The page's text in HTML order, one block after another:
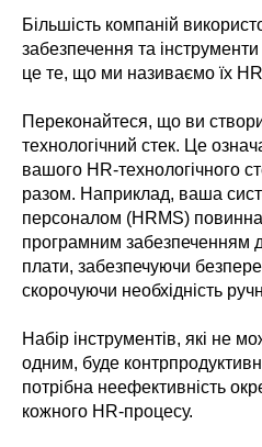
Більшість компаній
забезпечення та інструменти
це те, що ми називаємо їх
Переконайтеся, що ви
технологічний стек. Це
вашого HR-технологічного
разом. Наприклад, ваша
персоналом (HRMS) повинна
програмним забезпеченням
плати, забезпечуючи
скорочуючи необхідність
Набір інструментів, які не
одним, буде
потрібна неефективність
кожного HR-процесу.